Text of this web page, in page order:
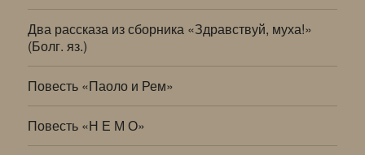
Два рассказа из сборника «Здравствуй, муха!»
(Болг. яз.)
Повесть «Паоло и Рем»
Повесть «Н Е М О»